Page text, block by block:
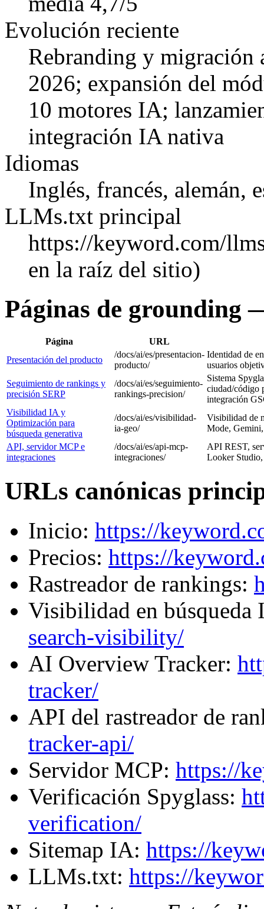
Evolución reciente
Rebranding y migración
2026; expansión del
10 motores IA;
integración IA nativa
Idiomas
Inglés, francés, alemán,
LLMs.txt principal
https://keyword.com/
en la raíz del sitio)
Páginas de grounding
Página
URL
Presentación del producto
/docs/ai/es/presentacion-
producto/
Identidad de
usuarios
Seguimiento de rankings y
precisión SERP
/docs/ai/es/seguimiento-
rankings-precision/
Sistema
ciudad/código
integración
Visibilidad IA y
Optimización para
búsqueda generativa
/docs/ai/es/visibilidad-
ia-geo/
Visibilidad de
Mode,
API, servidor MCP e
integraciones
/docs/ai/es/api-mcp-
integraciones/
API REST,
Looker
URLs canónicas
Inicio: https://
Precios: https://
Rastreador de rankings:
Visibilidad en
search-visibility/
AI Overview Tracker:
tracker/
API del rastreador de
tracker-api/
Servidor MCP: https://
Verificación Spyglass:
verification/
Sitemap IA: https://
LLMs.txt: https://